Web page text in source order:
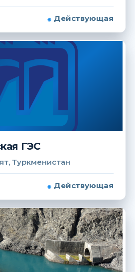
Действующая
ГЭС
Туркменистан
Действующая